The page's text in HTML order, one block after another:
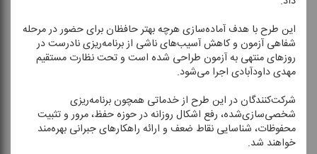
این طرح با هدف آماده‌سازی هرچه بهتر حافظان برای حضور در مرحله
شفاهی آزمون و كاهش آسیب‌های ناشی از برنامه‌ریزی نادرست در
روز‌های منتهی به آزمون طراحی شده است و تحت نظارت مستقیم
مهدی داودآبادی اجرا می‌شود.
شركت‌كنندگان در این طرح از خدماتی همچون برنامه‌ریزی
شخصی‌سازی‌شده، رفع اشكال روزانه در حوزه حفظ، مرور و تثبیت
محفوظات، شناسایی نقاط ضعف و ارائه راهكار‌های جبرانی بهره‌مند
خواهند شد.